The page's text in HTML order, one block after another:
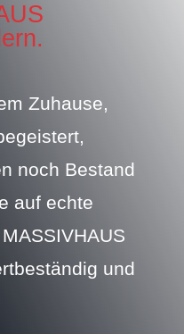
Zuhause,
noch Bestand
auf echte
und